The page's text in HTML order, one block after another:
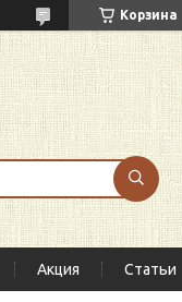
Корзина
Акция Статьи